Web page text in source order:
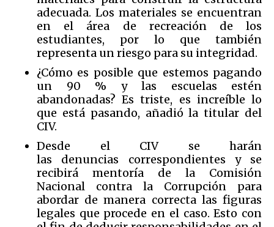
adecuada. Los materiales se encuentran
en el área de recreación de los
estudiantes, por lo que también
representa un riesgo para su integridad.
¿Cómo es posible que estemos pagando
un 90 % y las escuelas estén
abandonadas? Es triste, es increíble lo
que está pasando, añadió la titular del
CIV.
Desde el CIV se harán
las denuncias correspondientes y se
recibirá mentoría de la Comisión
Nacional contra la Corrupción para
abordar de manera correcta las figuras
legales que procede en el caso.Esto con